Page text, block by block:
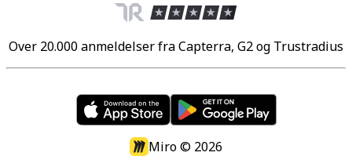
Over 20.000 anmeldelser fra Capterra, G2 og Trustradius
Miro © 2026